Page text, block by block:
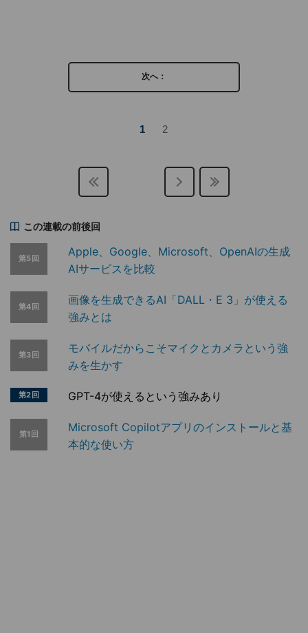
次へ：
1 2
この連載の前後回
第5回
Apple、Google、Microsoft、OpenAIの生成
AIサービスを比較
第4回
画像を生成できるAI「DALL・E 3」が使える
強みとは
第3回
モバイルだからこそマイクとカメラという強
みを生かす
第2回 GPT-4が使えるという強みあり
第1回
Microsoft Copilotアプリのインストールと基
本的な使い方